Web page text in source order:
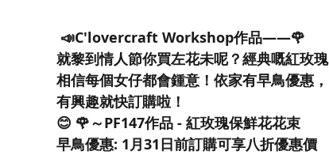
📣C'lovercraft Workshop作品——🌹
就黎到情人節你買左花未呢？經典嘅紅玫瑰
相信每個女仔都會鍾意！依家有早鳥優惠，
有興趣就快訂購啦！
😊 🌹～PF147作品 - 紅玫瑰保鮮花花束
早鳥優惠: 1月31日前訂購可享八折優惠價